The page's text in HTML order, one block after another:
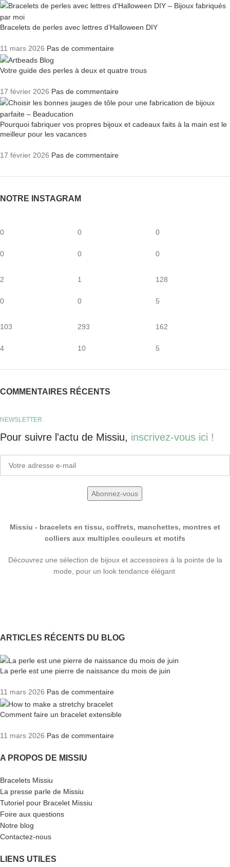
Bracelets de perles avec lettres d’Halloween DIY
11 mars 2026 Pas de commentaire
Votre guide des perles à deux et quatre trous
17 février 2026 Pas de commentaire
Pourquoi fabriquer vos propres bijoux et cadeaux faits à la main est le
meilleur pour les vacances
17 février 2026 Pas de commentaire
NOTRE INSTAGRAM
0
0
0
0
0
0
2
0
1
0
128
5
103
4
293
10
162
5
COMMENTAIRES RÉCENTS
NEWSLETTER
Pour suivre l'actu de Missiu, inscrivez-vous ici !
Missiu - bracelets en tissu, coffrets, manchettes, montres et
colliers aux multiples couleurs et motifs
Découvrez une sélection de bijoux et accessoires à la pointe de la
mode, pour un look tendance élégant
ARTICLES RÉCENTS DU BLOG
La perle est une pierre de naissance du mois de juin
11 mars 2026 Pas de commentaire
Comment faire un bracelet extensible
11 mars 2026 Pas de commentaire
A PROPOS DE MISSIU
Bracelets Missiu
La presse parle de Missiu
Tutoriel pour Bracelet Missiu
Foire aux questions
Notre blog
Contactez-nous
LIENS UTILES